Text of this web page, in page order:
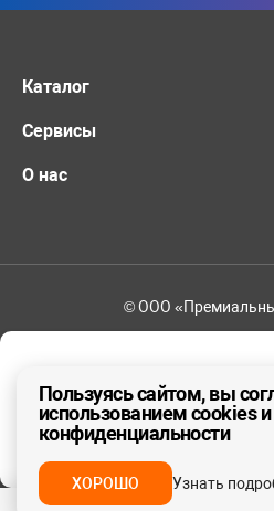
ДА, ВЕРНО
Каталог
Сервисы
О нас
© ООО
Пользуясь сайтом, вы
использованием cookies
конфиденциальности
ХОРОШО Узнать